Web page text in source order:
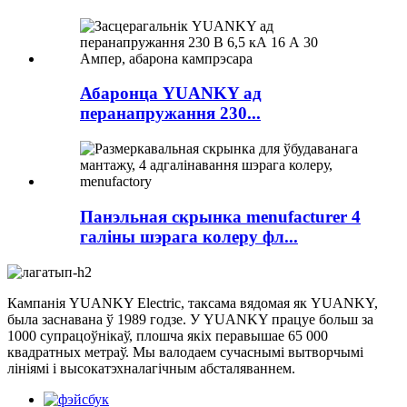
Абаронца YUANKY ад
перанапружання 230...
Панэльная скрынка menufacturer 4
галіны шэрага колеру фл...
Кампанія YUANKY Electric, таксама вядомая як YUANKY,
была заснавана ў 1989 годзе. У YUANKY працуе больш за
1000 супрацоўнікаў, плошча якіх перавышае 65 000
квадратных метраў. Мы валодаем сучаснымі вытворчымі
лініямі і высокатэхналагічным абсталяваннем.